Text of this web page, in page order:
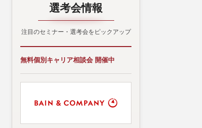
選考会情報
注目のセミナー・選考会をピックアップ
無料個別キャリア相談会 開催中